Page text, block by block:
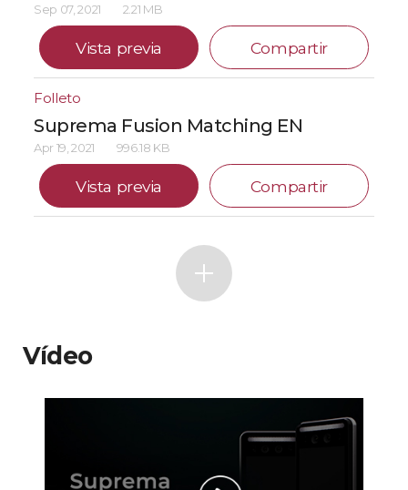
Sep 07, 2021 2.21 MB
Vista previa Compartir
Folleto
Suprema Fusion Matching EN
Apr 19, 2021 996.18 KB
Vista previa Compartir
Vídeo